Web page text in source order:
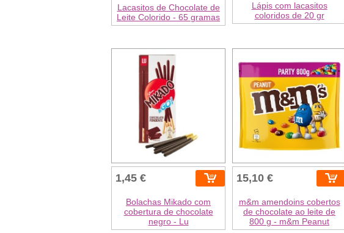
Lacasitos de Chocolate de
Leite Colorido - 65 gramas
Lápis com lacasitos
coloridos de 20 gr
1,45 €
Bolachas Mikado com
cobertura de chocolate
negro - Lu
15,10 €
m&m amendoins cobertos
de chocolate ao leite de
800 g - m&m Peanut